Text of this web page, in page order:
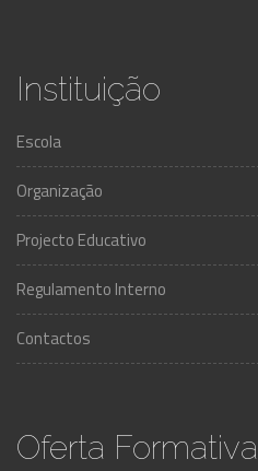
Instituição
Escola
Organização
Projecto Educativo
Regulamento Interno
Contactos
Oferta Formativa